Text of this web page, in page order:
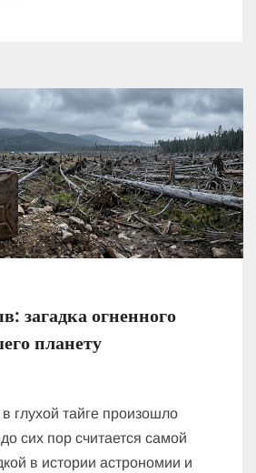
загадка огненного
планету
глухой тайге произошло
сих пор считается самой
в истории астрономии и